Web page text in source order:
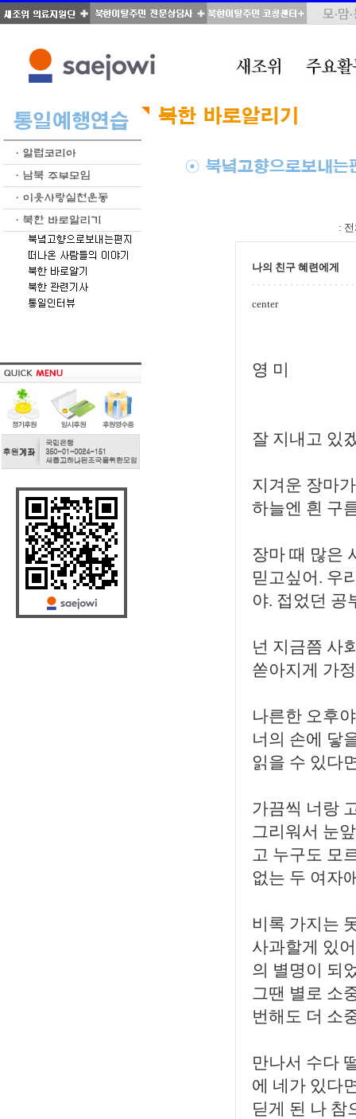
:
나의 친구 혜련에게
center
영 미
잘 지내고 있
지겨운 장마
하늘엔 흰 구
장마 때 많은
믿고싶어. 우
야. 접었던 공
넌 지금쯤 사
쏟아지게 가
나른한 오후
너의 손에 닿
읽을 수 있다
가끔씩 너랑
그리워서 눈
고 누구도 모
없는 두 여자
비록 가지는
사과할게 있
의 별명이 되
그땐 별로 소
번해도 더 소
만나서 수다
에 네가 있다
딛게 된 나 참